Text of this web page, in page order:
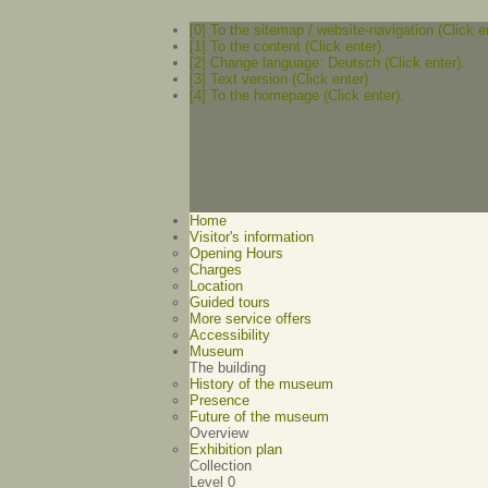
[0] To the sitemap / website-navigation (Click
[1] To the content (Click enter).
[2] Change language: Deutsch (Click enter).
[3] Text version (Click enter)
[4] To the homepage (Click enter).
Home
Visitor's information
Opening Hours
Charges
Location
Guided tours
More service offers
Accessibility
Museum
The building
History of the museum
Presence
Future of the museum
Overview
Exhibition plan
Collection
Level 0